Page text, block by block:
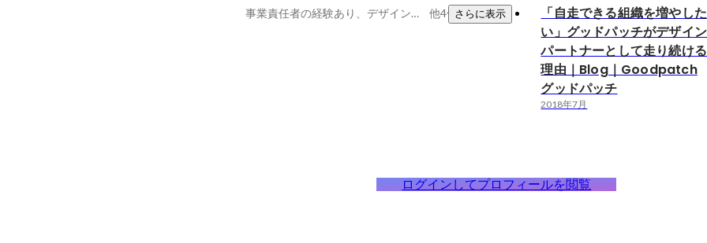
事業責任者の経験あり、デザイン、UX/UI Design 他4件さらに表示
「自走できる組織を増やした
い」グッドパッチがデザイン
パートナーとして走り続ける
理由｜Blog｜Goodpatch
グッドパッチ
2018年7月
ログインしてプロフィールを閲覧